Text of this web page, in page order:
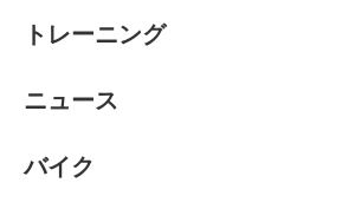
トレーニング
ニュース
バイク